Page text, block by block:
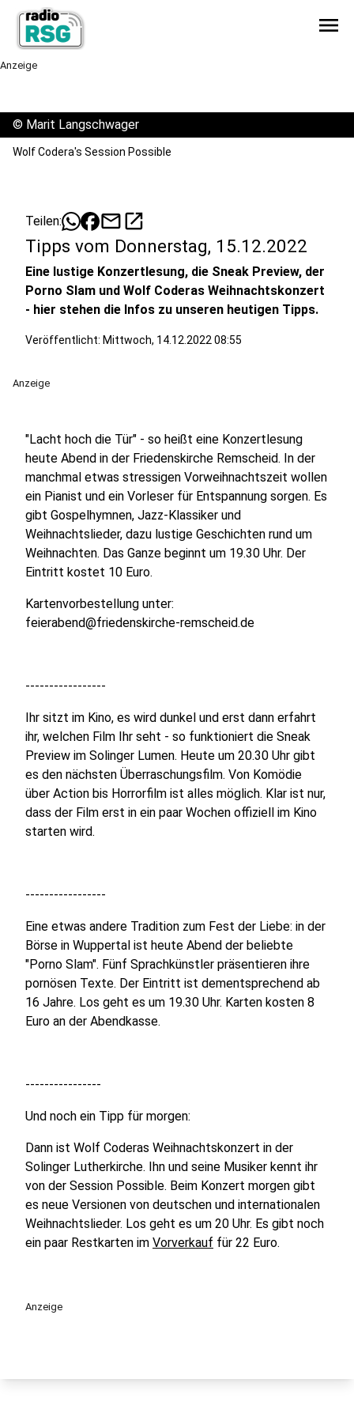
menu
Anzeige
© Marit Langschwager
Wolf Codera's Session Possible
Teilen: mailopen_in_new
Tipps vom Donnerstag, 15.12.2022
Eine lustige Konzertlesung, die Sneak Preview, der
Porno Slam und Wolf Coderas Weihnachtskonzert
- hier stehen die Infos zu unseren heutigen Tipps.
Veröffentlicht: Mittwoch, 14.12.2022 08:55
Anzeige
"Lacht hoch die Tür" - so heißt eine Konzertlesung
heute Abend in der Friedenskirche Remscheid. In der
manchmal etwas stressigen Vorweihnachtszeit wollen
ein Pianist und ein Vorleser für Entspannung sorgen. Es
gibt Gospelhymnen, Jazz-Klassiker und
Weihnachtslieder, dazu lustige Geschichten rund um
Weihnachten. Das Ganze beginnt um 19.30 Uhr. Der
Eintritt kostet 10 Euro.
Kartenvorbestellung unter:
feierabend@friedenskirche-remscheid.de
-----------------
Ihr sitzt im Kino, es wird dunkel und erst dann erfahrt
ihr, welchen Film Ihr seht - so funktioniert die Sneak
Preview im Solinger Lumen. Heute um 20.30 Uhr gibt
es den nächsten Überraschungsfilm. Von Komödie
über Action bis Horrorfilm ist alles möglich. Klar ist nur,
dass der Film erst in ein paar Wochen offiziell im Kino
starten wird.
-----------------
Eine etwas andere Tradition zum Fest der Liebe: in der
Börse in Wuppertal ist heute Abend der beliebte
"Porno Slam". Fünf Sprachkünstler präsentieren ihre
pornösen Texte. Der Eintritt ist dementsprechend ab
16 Jahre. Los geht es um 19.30 Uhr. Karten kosten 8
Euro an der Abendkasse.
----------------
Und noch ein Tipp für morgen:
Dann ist Wolf Coderas Weihnachtskonzert in der
Solinger Lutherkirche. Ihn und seine Musiker kennt ihr
von der Session Possible. Beim Konzert morgen gibt
es neue Versionen von deutschen und internationalen
Weihnachtslieder. Los geht es um 20 Uhr. Es gibt noch
ein paar Restkarten im Vorverkauf für 22 Euro.
Anzeige